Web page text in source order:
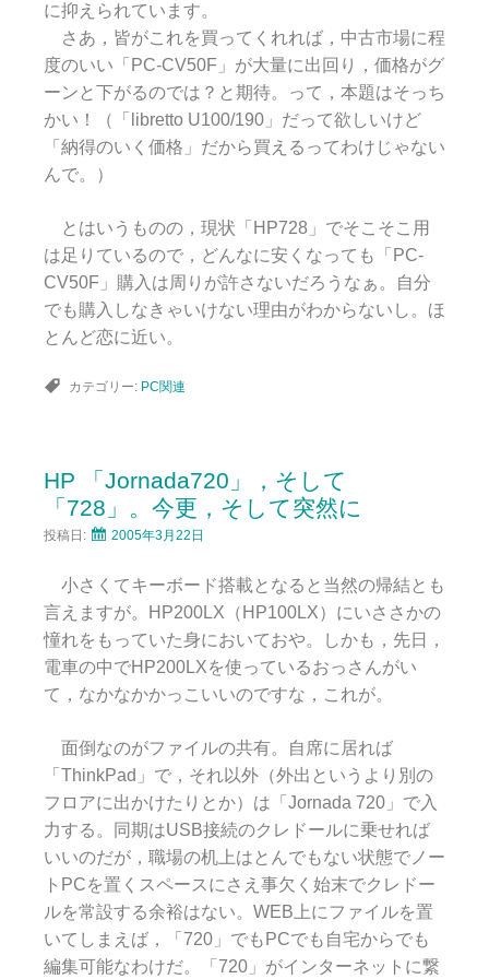
に抑えられています。
さあ，皆がこれを買ってくれれば，中古市場に程
度のいい「PC-CV50F」が大量に出回り，価格がグ
ーンと下がるのでは？と期待。って，本題はそっち
かい！（「libretto U100/190」だって欲しいけど
「納得のいく価格」だから買えるってわけじゃない
んで。）
とはいうものの，現状「HP728」でそこそこ用
は足りているので，どんなに安くなっても「PC-
CV50F」購入は周りが許さないだろうなぁ。自分
でも購入しなきゃいけない理由がわからないし。ほ
とんど恋に近い。
カテゴリー: PC関連
HP 「Jornada720」，そして
「728」。今更，そして突然に
投稿日: 2005年3月22日
小さくてキーボード搭載となると当然の帰結とも
言えますが。HP200LX（HP100LX）にいささかの
憧れをもっていた身においておや。しかも，先日，
電車の中でHP200LXを使っているおっさんがい
て，なかなかかっこいいのですな，これが。
面倒なのがファイルの共有。自席に居れば
「ThinkPad」で，それ以外（外出というより別の
フロアに出かけたりとか）は「Jornada 720」で入
力する。同期はUSB接続のクレドールに乗せれば
いいのだが，職場の机上はとんでもない状態でノー
トPCを置くスペースにさえ事欠く始末でクレドー
ルを常設する余裕はない。WEB上にファイルを置
いてしまえば，「720」でもPCでも自宅からでも
編集可能なわけだ。「720」がインターネットに繋